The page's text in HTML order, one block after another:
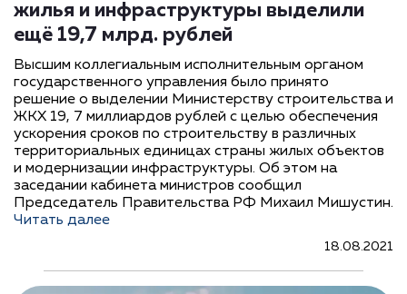
жилья и инфраструктуры выделили
ещё 19,7 млрд. рублей
Высшим коллегиальным исполнительным органом
государственного управления было принято
решение о выделении Министерству строительства и
ЖКХ 19, 7 миллиардов рублей с целью обеспечения
ускорения сроков по строительству в различных
территориальных единицах страны жилых объектов
и модернизации инфраструктуры. Об этом на
заседании кабинета министров сообщил
Председатель Правительства РФ Михаил Мишустин.
Читать далее
18.08.2021